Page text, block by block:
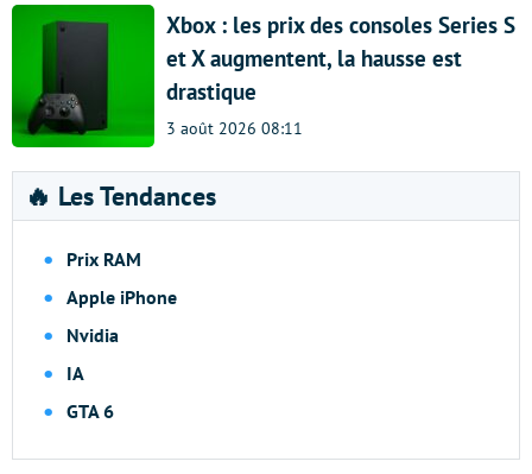
Xbox : les prix des consoles Series S
et X augmentent, la hausse est
drastique
3 août 2026 08:11
🔥 Les Tendances
Prix RAM
Apple iPhone
Nvidia
IA
GTA 6